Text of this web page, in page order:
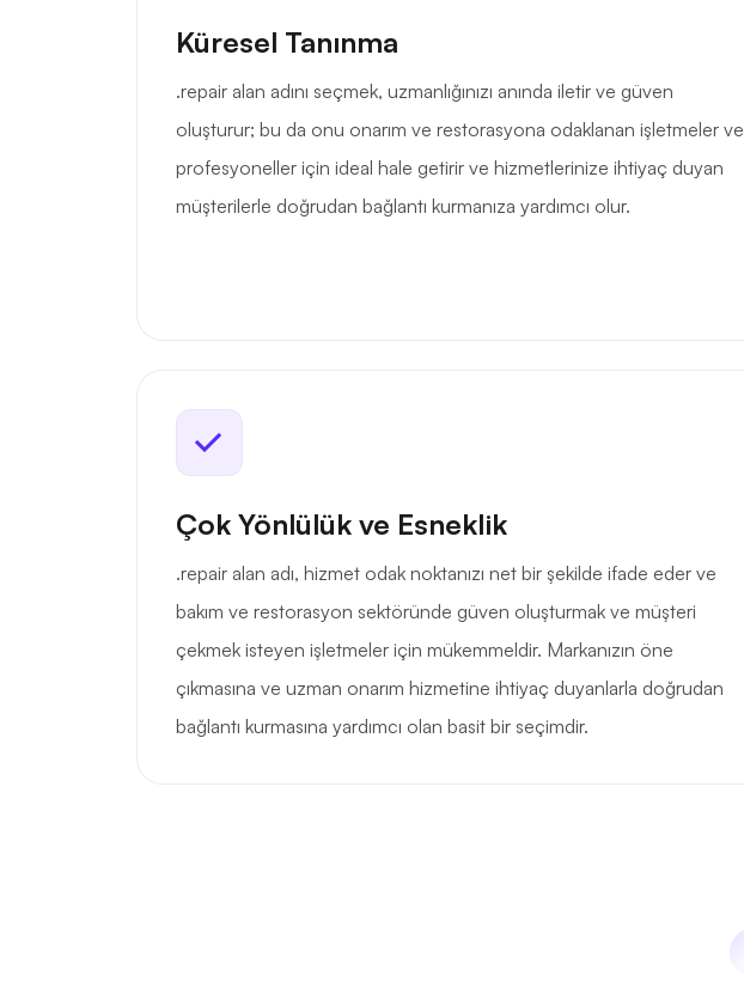
Küresel Tanınma
.repair alan adını seçmek, uzmanlığınızı anında iletir ve güven
oluşturur; bu da onu onarım ve restorasyona odaklanan işletmeler ve
profesyoneller için ideal hale getirir ve hizmetlerinize ihtiyaç duyan
müşterilerle doğrudan bağlantı kurmanıza yardımcı olur.
Çok Yönlülük ve Esneklik
.repair alan adı, hizmet odak noktanızı net bir şekilde ifade eder ve
bakım ve restorasyon sektöründe güven oluşturmak ve müşteri
çekmek isteyen işletmeler için mükemmeldir. Markanızın öne
çıkmasına ve uzman onarım hizmetine ihtiyaç duyanlarla doğrudan
bağlantı kurmasına yardımcı olan basit bir seçimdir.